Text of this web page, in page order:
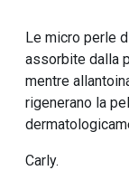
Le micro perle
assorbite dalla
mentre
rigenerano la
Carly.